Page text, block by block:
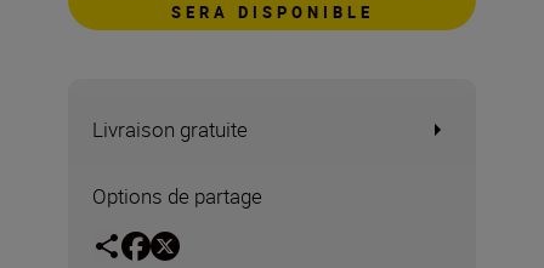
SERA DISPONIBLE
Livraison gratuite
Options de partage